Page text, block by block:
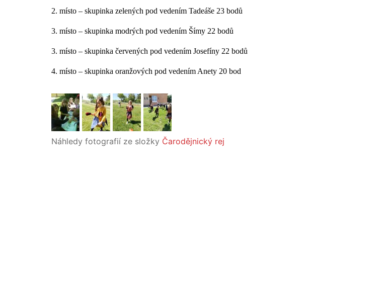
2. místo – skupinka zelených pod vedením Tadeáše 23 bodů
3. místo – skupinka modrých pod vedením Šímy 22 bodů
3. místo – skupinka červených pod vedením Josefíny 22 bodů
4. místo – skupinka oranžových pod vedením Anety 20 bod
Náhledy fotografií ze složky Čarodějnický rej